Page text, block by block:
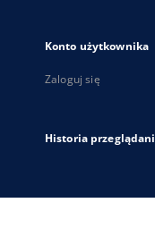
Konto użytkownika
Zaloguj się
Historia